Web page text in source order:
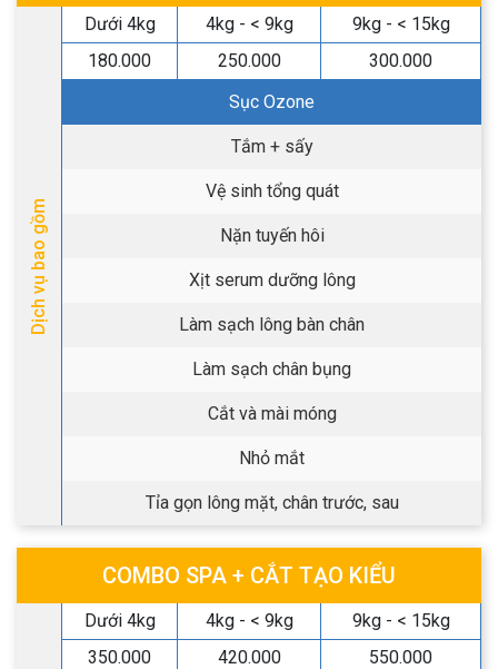
Dịch vụ bao gồm
Dưới 4kg 4kg - < 9kg
9kg - < 15kg
180.000
250.000
300.000
Sục Ozone
Tắm + sấy
Vệ sinh tổng quát
Nặn tuyến hôi
Xịt serum dưỡng lông
Làm sạch lông bàn chân
Làm sạch chân bụng
Cắt và mài móng
Nhỏ mắt
Tỉa gọn lông mặt, chân trước, sau
COMBO SPA + CẮT TẠO KIỂU
Dưới 4kg 4kg - < 9kg
9kg - < 15kg
350.000
420.000
550.000